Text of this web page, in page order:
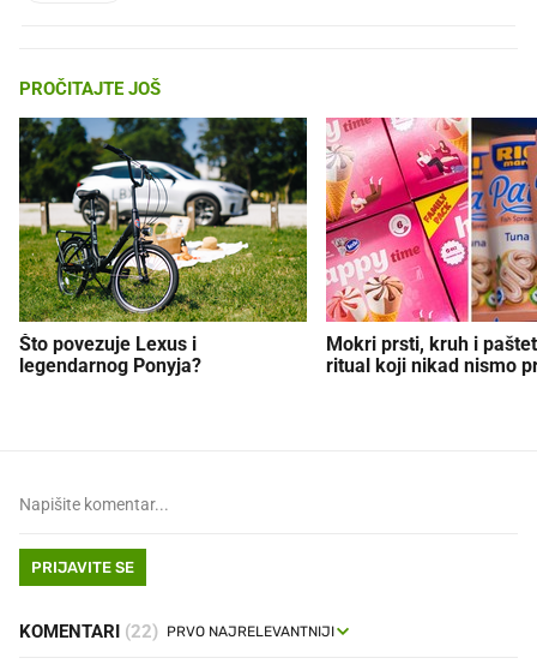
PROČITAJTE JOŠ
Što povezuje Lexus i
legendarnog Ponyja?
Mokri prsti, kruh i
ritual koji nikad nismo
PRIJAVITE SE
KOMENTARI (22)